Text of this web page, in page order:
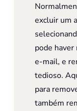
excluir um
pode
e-mail, e
tedioso.
para
também